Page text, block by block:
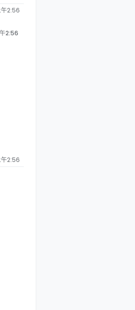
午2:56
2:56
午2:56